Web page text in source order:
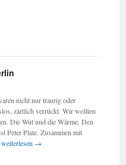
nicht nur traurig oder
zärtlich verrückt. Wir wollten
Die Wut und die Wärme. Den
Peter Plate. Zusammen mit
Berlin-
weiterlesen →